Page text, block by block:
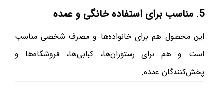
5. مناسب برای استفاده خانگی و عمده
این محصول هم برای خانواده‌ها و مصرف شخصی مناسب
است و هم برای رستوران‌ها، کبابی‌ها، فروشگاه‌ها و
پخش‌کنندگان عمده.